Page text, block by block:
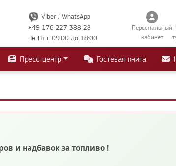
Viber / WhatsApp
+49 176 227 388 28
Пн-Пт с 09:00 до 18:00
Персональный
кабинет
Пресс-центр Гостевая книга
и надбавок за топливо !